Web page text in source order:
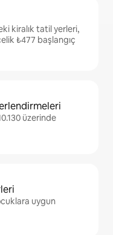
kiralık tatil yerleri,
₺477 başlangıç
üzerinde
uygun